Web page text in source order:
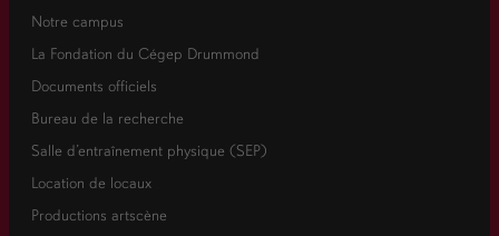
Notre campus
La Fondation du Cégep Drummond
Documents officiels
Bureau de la recherche
Salle d’entraînement physique (SEP)
Location de locaux
Productions artscène